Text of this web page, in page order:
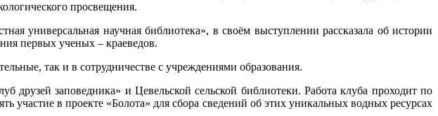
просвещения.
универсальная научная библиотека», в своём выступлении рассказала об истории
первых ученых – краеведов.
так и в сотрудничестве с учреждениями образования.
друзей заповедника» и Цевельской сельской библиотеки. Работа клуба проходит по
в проекте «Болота» для сбора сведений об этих уникальных водных ресурсах